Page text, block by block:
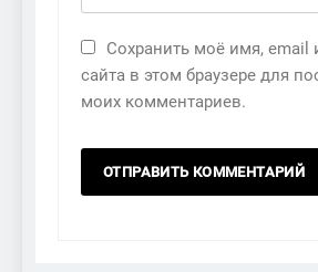
Сохранить моё имя, email
сайта в этом браузере для
моих комментариев.